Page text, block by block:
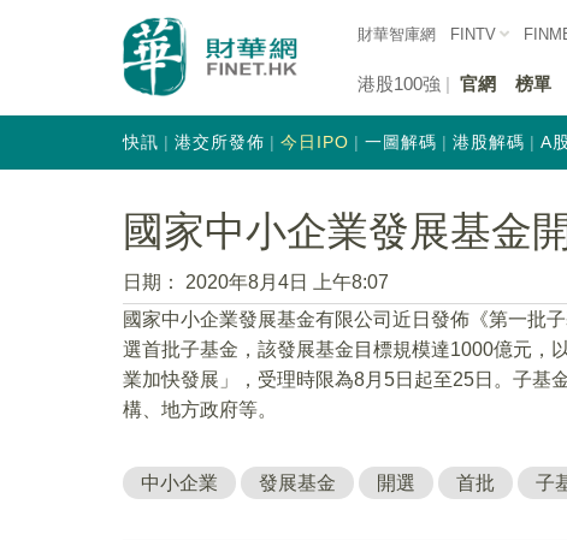
財華智庫網 FINTV
港股100強 官網 榜單
快訊 港交所發佈 今日IPO 一圖解碼 港股解碼 A
國家中小企業發展基金
日期：
2020年8月4日 上午8:07
國家中小企業發展基金有限公司近日發佈《第一批
選首批子基金，該發展基金目標規模達1000億元，
業加快發展」，受理時限為8月5日起至25日。子基
構、地方政府等。
中小企業 發展基金 開選 首批 子